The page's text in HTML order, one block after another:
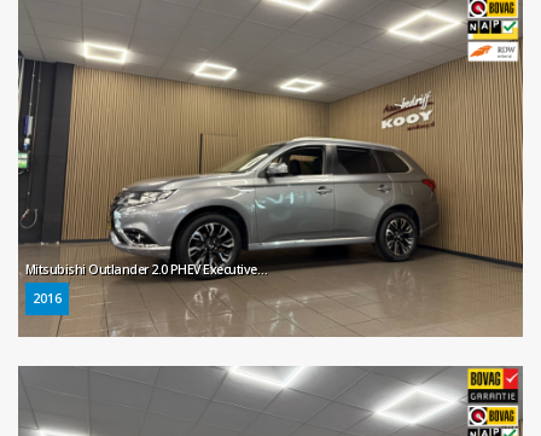
Mitsubishi Outlander 2.0 PHEV Executive Edition * Stoelverwarming / LM Velgen / Parkeersensoren / NL Auto *
2016